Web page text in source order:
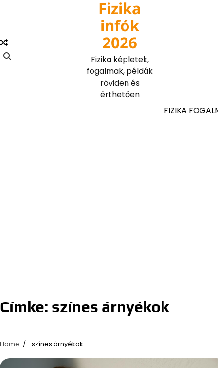
Fizika
infók
2026
Fizika képletek,
fogalmak, példák
röviden és
érthetően
FIZIKA
Címke: színes árnyékok
Home színes árnyékok